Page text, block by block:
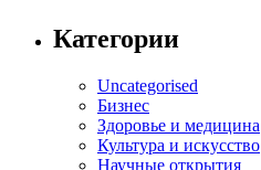
Категории
Uncategorised
Бизнес
Здоровье и медицина
Культура и искусство
Научные открытия